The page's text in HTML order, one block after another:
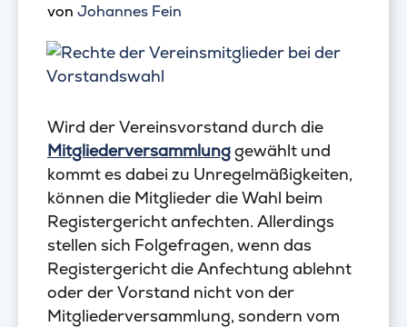
von Johannes Fein
Wird der Vereinsvorstand durch die
Mitgliederversammlunggewählt und
kommt es dabei zu Unregelmäßigkeiten,
können die Mitglieder die Wahl beim
Registergericht anfechten. Allerdings
stellen sich Folgefragen, wenn das
Registergericht die Anfechtung ablehnt
oder der Vorstand nicht von der
Mitgliederversammlung, sondern vom